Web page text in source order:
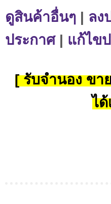
ดูสินค้าอื่นๆ | ลง
ประกาศ| แก้ไข
[ รับจำนอง ขา
ไ